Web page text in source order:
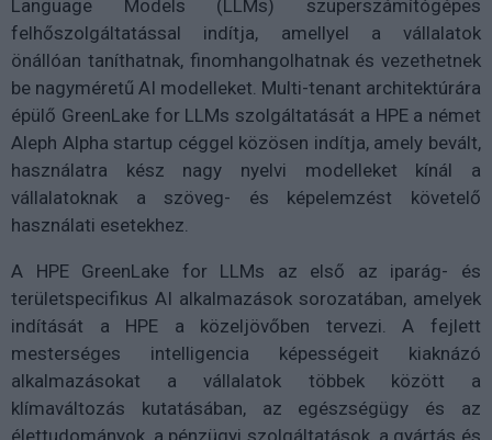
Language Models (LLMs) szuperszámítógépes
felhőszolgáltatással indítja, amellyel a vállalatok
önállóan taníthatnak, finomhangolhatnak és vezethetnek
be nagyméretű AI modelleket. Multi-tenant architektúrára
épülő GreenLake for LLMs szolgáltatását a HPE a német
Aleph Alpha startup céggel közösen indítja, amely bevált,
használatra kész nagy nyelvi modelleket kínál a
vállalatoknak a szöveg- és képelemzést követelő
használati esetekhez.
A HPE GreenLake for LLMs az első az iparág- és
területspecifikus AI alkalmazások sorozatában, amelyek
indítását a HPE a közeljövőben tervezi. A fejlett
mesterséges intelligencia képességeit kiaknázó
alkalmazásokat a vállalatok többek között a
klímaváltozás kutatásában, az egészségügy és az
élettudományok, a pénzügyi szolgáltatások, a gyártás és